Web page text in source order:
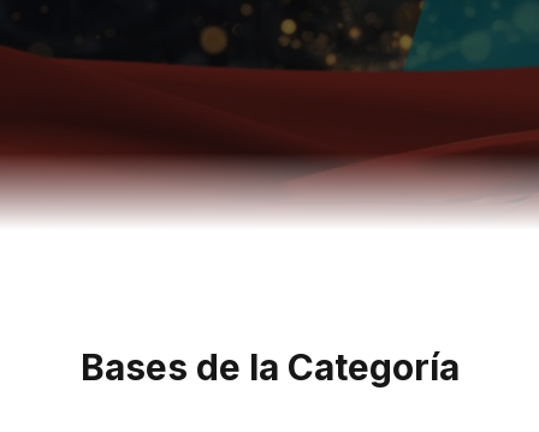
Bases de la Categoría